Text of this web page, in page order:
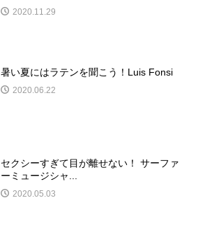
2020.11.29
暑い夏にはラテンを聞こう！Luis Fonsi
2020.06.22
セクシーすぎて目が離せない！ サーファ
ーミュージシャ...
2020.05.03